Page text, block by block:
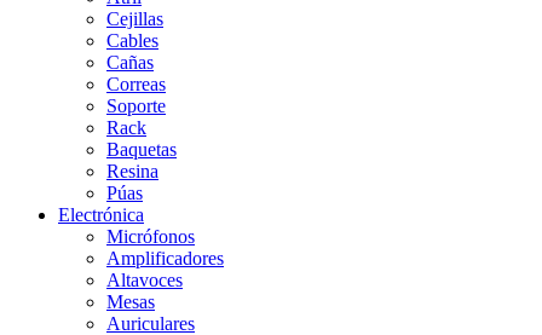
Cejillas
Cables
Cañas
Correas
Soporte
Rack
Baquetas
Resina
Púas
Electrónica
Micrófonos
Amplificadores
Altavoces
Mesas
Auriculares